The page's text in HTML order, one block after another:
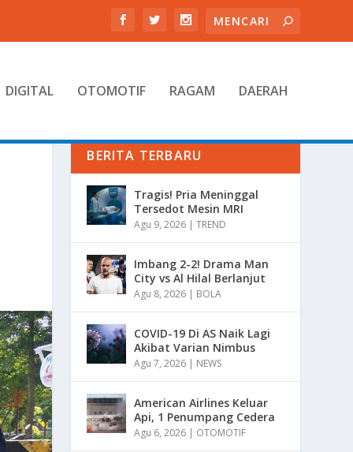
DIGITAL OTOMOTIF RAGAM DAERAH
BERITA TERBARU
Tragis! Pria Meninggal
Tersedot Mesin MRI
Agu 9, 2026 |TREND
Imbang 2-2! Drama Man
City vs Al Hilal Berlanjut
Agu 8, 2026 | BOLA
COVID-19 Di AS Naik Lagi
Akibat Varian Nimbus
Agu 7, 2026 | NEWS
American Airlines Keluar
Api, 1 Penumpang Cedera
Agu 6, 2026 | OTOMOTIF